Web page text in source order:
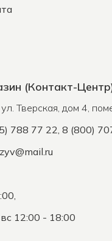
(Контакт-
ул. Тверская, дом 4,
788 77 22, 8 (800)
12:00 - 18:00